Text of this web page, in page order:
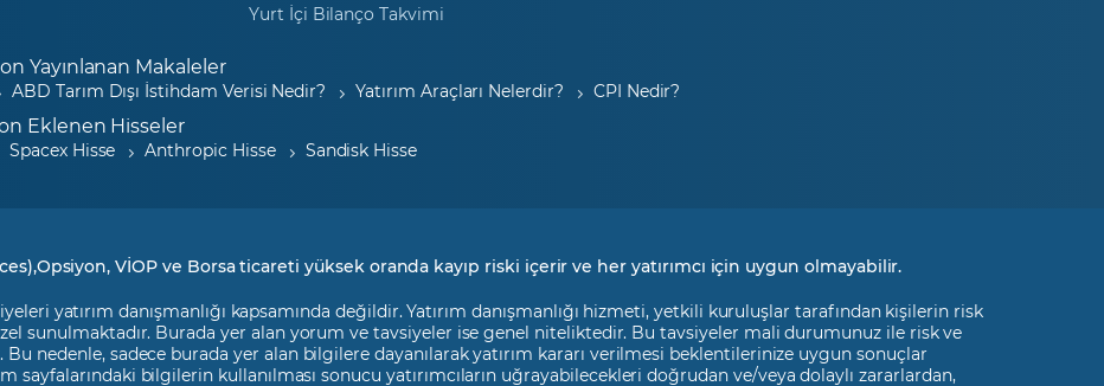
Yurt İçi Bilanço Takvimi
Yayınlanan Makaleler
ABD Tarım Dışı İstihdam Verisi Nedir? Yatırım Araçları Nelerdir? CPI Nedir?
Eklenen Hisseler
Spacex Hisse Anthropic Hisse Sandisk Hisse
VİOP ve Borsa ticareti yüksek oranda kayıp riski içerir ve her yatırımcı için uygun olmayabilir.
yatırım danışmanlığı kapsamında değildir. Yatırım danışmanlığı hizmeti, yetkili kuruluşlar tarafından kişilerin risk
sunulmaktadır. Burada yer alan yorum ve tavsiyeler ise genel niteliktedir. Bu tavsiyeler mali durumunuz ile risk ve
nedenle, sadece burada yer alan bilgilere dayanılarak yatırım kararı verilmesi beklentilerinize uygun sonuçlar
bilgilerin kullanılması sonucu yatırımcıların uğrayabilecekleri doğrudan ve/veya dolaylı zararlardan,